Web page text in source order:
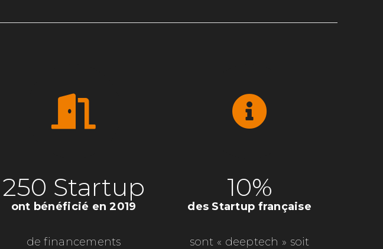
250 Startup
ont bénéficié en 2019
de financements
10%
des Startup française
sont « deeptech » soit